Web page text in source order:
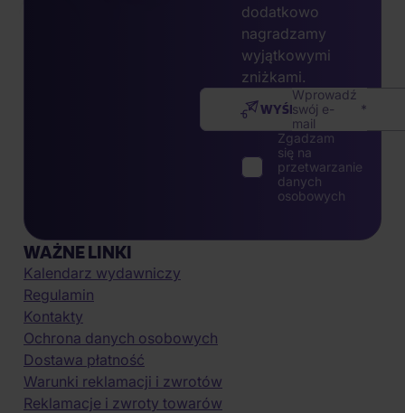
dodatkowo
nagradzamy
wyjątkowymi
zniżkami.
Wprowadź
swój e-
mail
WYŚLIJ
Zgadzam
się na
przetwarzanie
danych
osobowych
WAŻNE LINKI
Kalendarz wydawniczy
Regulamin
Kontakty
Ochrona danych osobowych
Dostawa płatność
Warunki reklamacji i zwrotów
Reklamacje i zwroty towarów